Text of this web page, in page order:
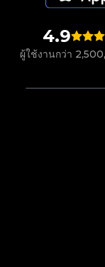
4.9
ผู้ใช้งานกว่า